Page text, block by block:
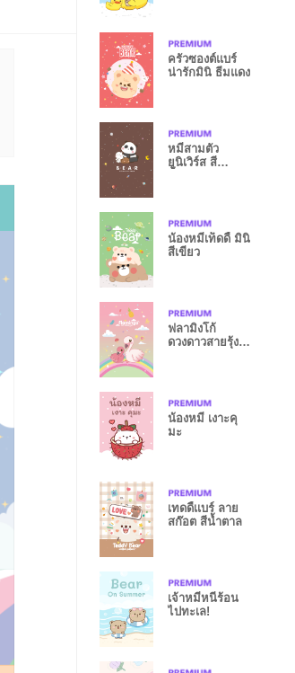
ครัวซองต์แบร์
น่ารักมินิ ธีมแดง
หมีสามตัว
ยูนิเวิร์ส สี
น้องหมีเท็ดดี้ มินิ
สีเขียว
ฟลามิงโก้
ดวงดาวสายรุ้ง สี
น้องหมี เงาะคุ
มะ
เทดดี้เเบร์ ลาย
สก๊อต สีน้ำตาล
เจ้าหมีหนีร้อน
ไปทะเล!